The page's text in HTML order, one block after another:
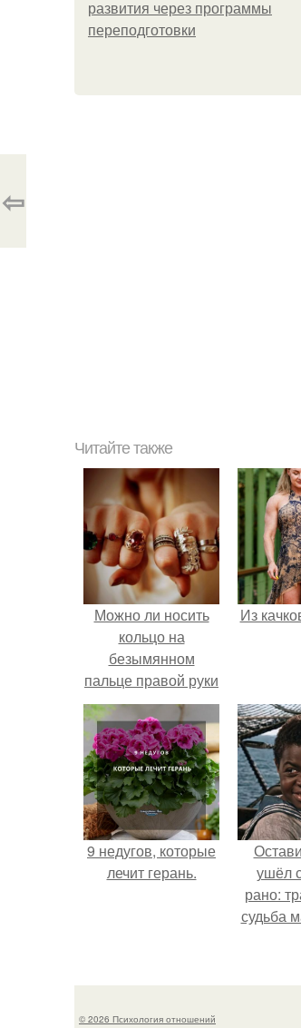
развития через программы
переподготовки
⇦
Читайте также
Можно ли носить
кольцо на
безымянном
пальце правой руки
незамужней
девушке
Из
9 недугов, которые
лечит герань.
ушёл
рано:
судьба
© 2026 Психология отношений